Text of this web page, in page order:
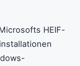
HEIF-